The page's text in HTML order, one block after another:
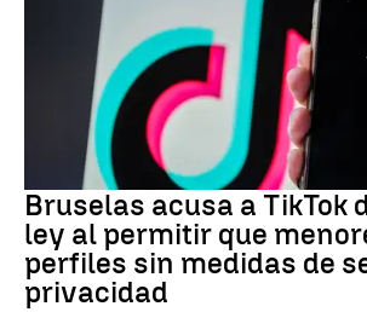
REDES SOCIALES
Bruselas acusa a TikTok
ley al permitir que
perfiles sin medidas de
privacidad